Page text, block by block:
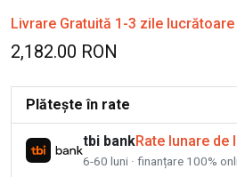
Livrare Gratuită 1-3 zile lucrătoare
2,182.00 RON
Plătește în rate
tbi bankRate lunare de
6-60 luni · finanțare 100%